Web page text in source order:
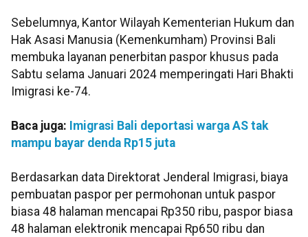
Sebelumnya, Kantor Wilayah Kementerian Hukum dan
Hak Asasi Manusia (Kemenkumham) Provinsi Bali
membuka layanan penerbitan paspor khusus pada
Sabtu selama Januari 2024 memperingati Hari Bhakti
Imigrasi ke-74.
Baca juga: Imigrasi Bali deportasi warga AS tak
mampu bayar denda Rp15 juta
Berdasarkan data Direktorat Jenderal Imigrasi, biaya
pembuatan paspor per permohonan untuk paspor
biasa 48 halaman mencapai Rp350 ribu, paspor biasa
48 halaman elektronik mencapai Rp650 ribu dan